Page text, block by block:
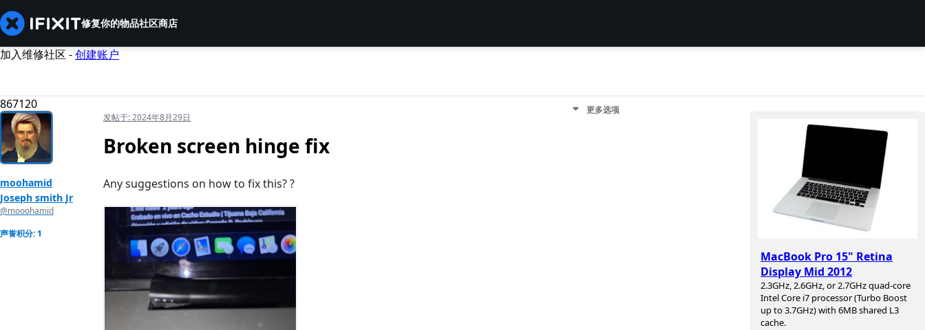
修复你的物品社区商店
加入维修社区 -创建账户
867120
MacBook Pro 15" Retina
Display Mid 2012
2.3GHz, 2.6GHz, or 2.7GHz quad-core
Intel Core i7 processor (Turbo Boost
up to 3.7GHz) with 6MB shared L3
cache.
moohamid
Joseph smith Jr
@mooohamid
声誉积分: 1
发帖于:2024年8月29日
更多选项
Broken screen hinge fix
Any suggestions on how to fix this? ?